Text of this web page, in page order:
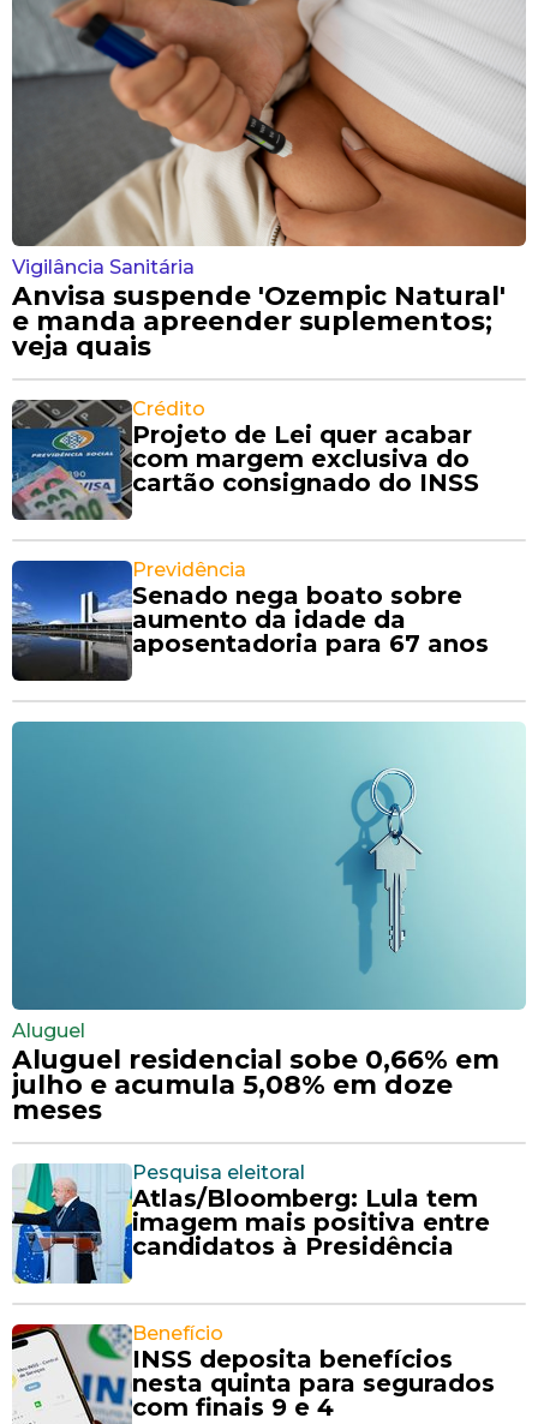
Vigilância Sanitária
Anvisa suspende 'Ozempic Natural'
e manda apreender suplementos;
veja quais
Crédito
Projeto de Lei quer acabar
com margem exclusiva do
cartão consignado do INSS
Previdência
Senado nega boato sobre
aumento da idade da
aposentadoria para 67 anos
Aluguel
Aluguel residencial sobe 0,66% em
julho e acumula 5,08% em doze
meses
Pesquisa eleitoral
Atlas/Bloomberg: Lula tem
imagem mais positiva entre
candidatos à Presidência
Benefício
INSS deposita benefícios
nesta quinta para segurados
com finais 9 e 4